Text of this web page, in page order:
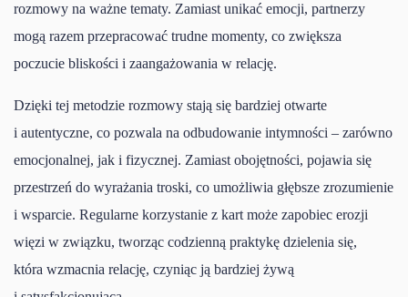
rozmowy na ważne tematy. Zamiast unikać emocji, partnerzy
mogą razem przepracować trudne momenty, co zwiększa
poczucie bliskości i zaangażowania w relację.
Dzięki tej metodzie rozmowy stają się bardziej otwarte
i autentyczne, co pozwala na odbudowanie intymności – zarówno
emocjonalnej, jak i fizycznej. Zamiast obojętności, pojawia się
przestrzeń do wyrażania troski, co umożliwia głębsze zrozumienie
i wsparcie. Regularne korzystanie z kart może zapobiec erozji
więzi w związku, tworząc codzienną praktykę dzielenia się,
która wzmacnia relację, czyniąc ją bardziej żywą